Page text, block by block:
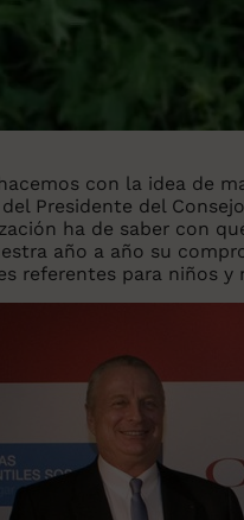
con la idea de
Presidente del
ha de saber con
año a año su
referentes para niños y